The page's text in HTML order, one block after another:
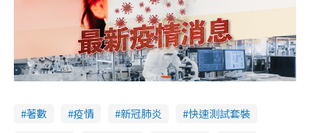
著數 疫情 新冠肺炎
快速測試套裝